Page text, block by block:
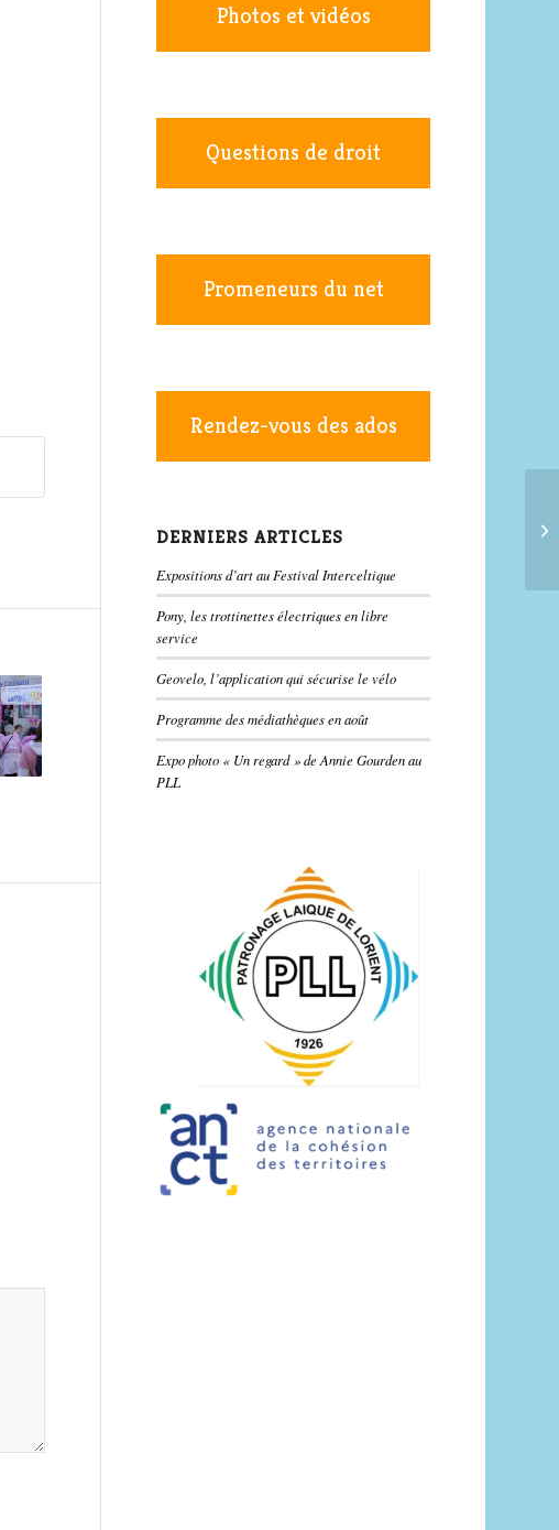
Photos et vidéos
Questions de droit
Promeneurs du net
Rendez-vous des ados
DERNIERS ARTICLES
Expositions d’art au Festival Interceltique
Pony, les trottinettes électriques en libre
service
Geovelo, l’application qui sécurise le vélo
Programme des médiathèques en août
Expo photo « Un regard » de Annie Gourden au
PLL